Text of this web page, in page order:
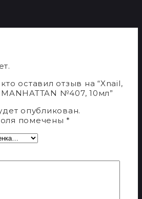
оставил отзыв на “Xnail,
MANHATTAN №407, 10мл”
опубликован.
помечены*